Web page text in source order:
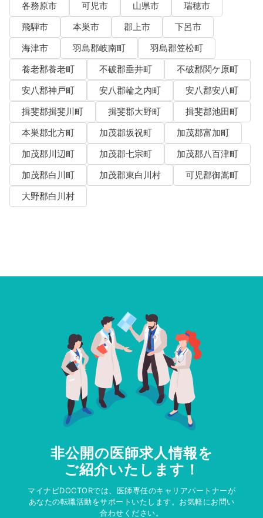
各務原市
可児市 山県市
瑞穂市
飛騨市
本巣市 郡上市
下呂市
海津市
羽島郡岐南町
羽島郡笠松町
養老郡養老町
不破郡垂井町
不破郡関ケ原町
安八郡神戸町
安八郡輪之内町
安八郡安八町
揖斐郡揖斐川町
揖斐郡大野町
揖斐郡池田町
本巣郡北方町
加茂郡坂祝町
加茂郡富加町
加茂郡川辺町
加茂郡七宗町
加茂郡八百津町
加茂郡白川町
加茂郡東白川村
可児郡御嵩町
大野郡白川村
非公開の医師求人情報を
ご紹介いたします！
マイナビDOCTORでは、医師専任のキャリアパートナーが
あなたの転職活動をサポートいたします。お気軽にお問い
合わせください。